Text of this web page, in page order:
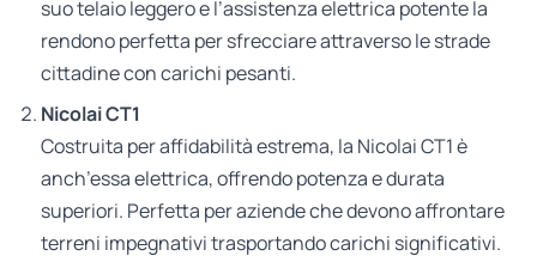
suo telaio leggero e l’assistenza elettrica potente la
rendono perfetta per sfrecciare attraverso le strade
cittadine con carichi pesanti.
Nicolai CT1
Costruita per affidabilità estrema, la Nicolai CT1 è
anch’essa elettrica, offrendo potenza e durata
superiori. Perfetta per aziende che devono affrontare
terreni impegnativi trasportando carichi significativi.